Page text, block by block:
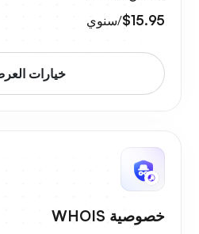
$15.95/سنوي
خيارات
خصوصية WHOIS